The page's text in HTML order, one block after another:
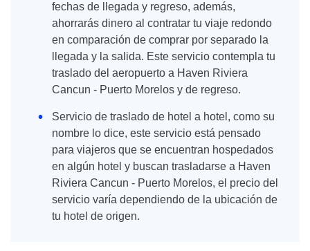
fechas de llegada y regreso, además,
ahorrarás dinero al contratar tu viaje redondo
en comparación de comprar por separado la
llegada y la salida. Este servicio contempla tu
traslado del aeropuerto a Haven Riviera
Cancun - Puerto Morelos y de regreso.
Servicio de traslado de hotel a hotel, como su
nombre lo dice, este servicio está pensado
para viajeros que se encuentran hospedados
en algún hotel y buscan trasladarse a Haven
Riviera Cancun - Puerto Morelos, el precio del
servicio varía dependiendo de la ubicación de
tu hotel de origen.